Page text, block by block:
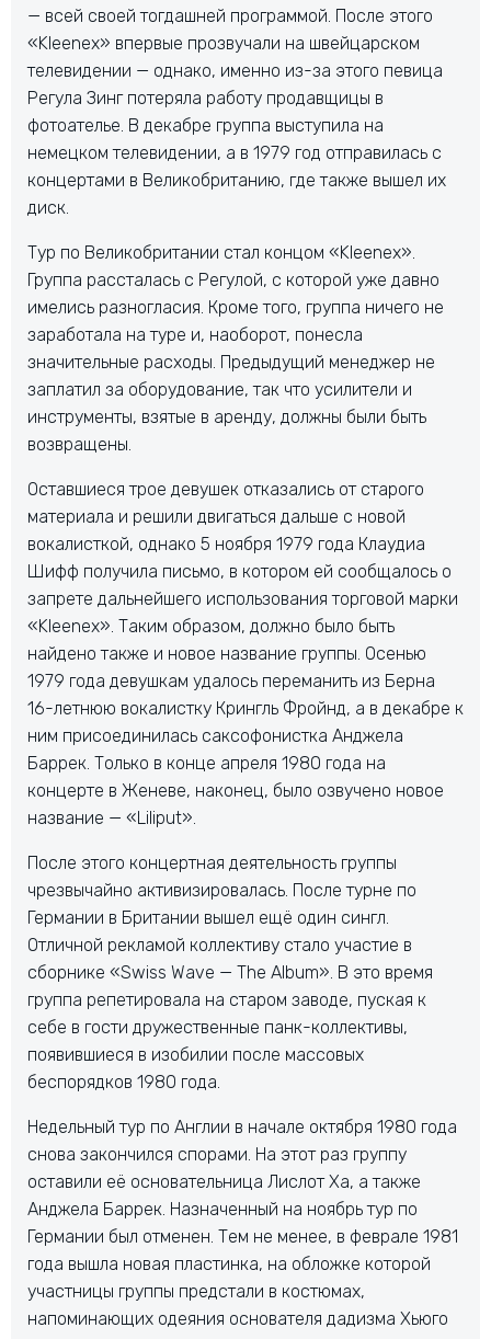
— всей своей тогдашней программой. После этого
«Kleenex» впервые прозвучали на швейцарском
телевидении — однако, именно из-за этого певица
Регула Зинг потеряла работу продавщицы в
фотоателье. В декабре группа выступила на
немецком телевидении, а в 1979 год отправилась с
концертами в Великобританию, где также вышел их
диск.
Тур по Великобритании стал концом «Kleenex».
Группа рассталась с Регулой, с которой уже давно
имелись разногласия. Кроме того, группа ничего не
заработала на туре и, наоборот, понесла
значительные расходы. Предыдущий менеджер не
заплатил за оборудование, так что усилители и
инструменты, взятые в аренду, должны были быть
возвращены.
Оставшиеся трое девушек отказались от старого
материала и решили двигаться дальше с новой
вокалисткой, однако 5 ноября 1979 года Клаудиа
Шифф получила письмо, в котором ей сообщалось о
запрете дальнейшего использования торговой марки
«Kleenex». Таким образом, должно было быть
найдено также и новое название группы. Осенью
1979 года девушкам удалось переманить из Берна
16-летнюю вокалистку Крингль Фройнд, а в декабре к
ним присоединилась саксофонистка Анджела
Баррек. Только в конце апреля 1980 года на
концерте в Женеве, наконец, было озвучено новое
название — «Liliput».
После этого концертная деятельность группы
чрезвычайно активизировалась. После турне по
Германии в Британии вышел ещё один сингл.
Отличной рекламой коллективу стало участие в
сборнике «Swiss Wave — The Album». В это время
группа репетировала на старом заводе, пуская к
себе в гости дружественные панк-коллективы,
появившиеся в изобилии после массовых
беспорядков 1980 года.
Недельный тур по Англии в начале октября 1980 года
снова закончился спорами. На этот раз группу
оставили её основательница Лислот Ха, а также
Анджела Баррек. Назначенный на ноябрь тур по
Германии был отменен. Тем не менее, в феврале 1981
года вышла новая пластинка, на обложке которой
участницы группы предстали в костюмах,
напоминающих одеяния основателя дадизма Хьюго